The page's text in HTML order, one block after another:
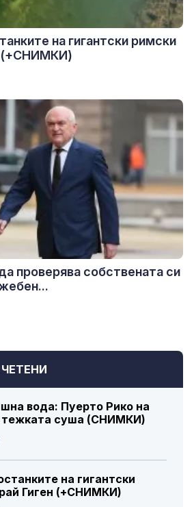
ЧЕТЕНИ
вода: Пуерто Рико на
суша (СНИМКИ)
на гигантски
Гиген (+СНИМКИ)
на гигантски римски
(+СНИМКИ)
проверява собствената си